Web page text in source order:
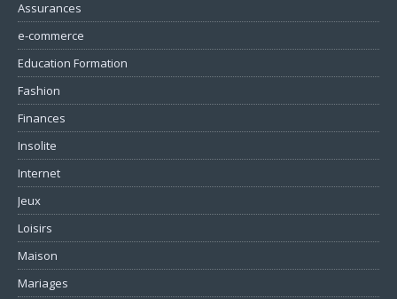
Assurances
e-commerce
Education Formation
Fashion
Finances
Insolite
Internet
Jeux
Loisirs
Maison
Mariages